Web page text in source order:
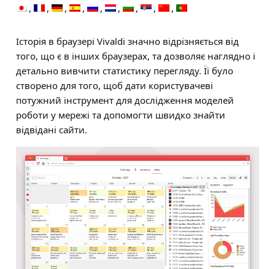
Історія в браузері Vivaldi значно відрізняється від
того, що є в інших браузерах, та дозволяє наглядно і
детально вивчити статистику перегляду. Її було
створено для того, щоб дати користувачеві
потужний інструмент для дослідження моделей
роботи у мережі та допомогти швидко знайти
відвідані сайти.